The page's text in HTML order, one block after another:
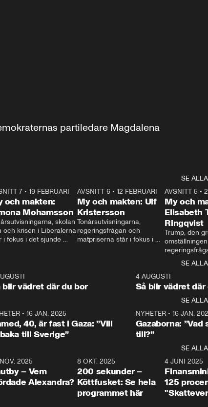
partiledare Magdalena
SE ALLA
24:30
7• 19 FEBRUARI
och makten:
Mohamsson
skolan
och krisen i Liberalerna
i fokus i det sjunde
My
ställer
och
till svars.
27:30
AVSNITT 6 •12 FEBRUARI
My och makten: Ulf
Kristersson
Tonårsutvisningarna,
regeringsfrågan och
matpriserna står i fokus i
Rohwedder ställer
statsminister Ulf Kristersson
AVSNITT 5 •
My och
Elisabeth
Ringqvist
Trump, den
centrum i
avsnittet av
Makten”. Se
Aftonbladets
Rohwedder
Thand Ring
SE ALLA
blir vädret där du bor
4 AUGUSTI
Så blir vädret där
SE ALLA
• 16 JAN. 2025
40, är fast i Gaza: ”Vill
till Sverige”
NYHETER• 16 JAN.
Gazaborna:
till?”
SE ALLA
31:05
2025
– Vem
Alexandra?
4:29
8 OKT. 2025
200 sekunder –
Köttfusket: Se hela
programmet här
4 JUNI 2025
125